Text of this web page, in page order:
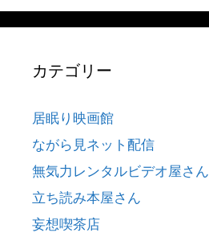
カテゴリー
居眠り映画館
ながら見ネット配信
無気力レンタルビデオ屋さん
立ち読み本屋さん
妄想喫茶店